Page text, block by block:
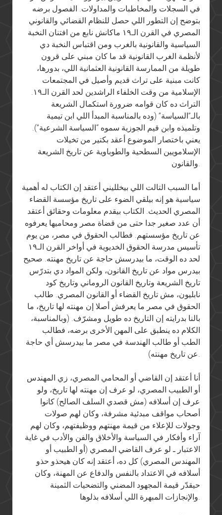
في السجلات والمخاطبات والمداولات. الفصول برضه
بتوضح إن التطور اللي حصل للنظام القضائي والقانوني
المصري في القرن الـ١٩ ماكانش نابع من افتنان النخبة
السياسية والقانونية بالغرب ومن اقتباس النخبة دي
لأنظمة الغرب القانونية قد ما كان مبني على قرون
طويلة من الممارسة القانونية العثمانية اللي، بدورها،
كانت مبنية على تراث قديم وأصيل في المجتمعات
التراث ده كان قوامه ضرورة استكمال الشريعة
بالـ”السياسة” (وده بالمناسبة المبدأ اللي ابن تيمية
وتلميذه وابن قيم الجوزية سموه “السياسة الشرعية”).
يعني باختصار الموضوع أعقد بكتير من تخيلات
الإسلامويين السطحية والطوباوية عن تاريخ الشريعة
أما السبب التالت اللي بيخلليني أعتقد إن الكتاب له أهمية
سياسية هو إنه بيلقي الضوء على تاريخ مؤسسة القضاء
المصري الحديث. الكتاب بيقدم معلومات وحقائق أعتقد
أن عدد صغير جدا حتى من قضاة مصر ومحاميها يعرفوه
عن تاريخ مؤسستهم. فطالب الحقوق في مصر، من يوم
تأسيس مدرسة الحقوق الخديوية في أواخر القرن الـ١٩
لحد ده الوقت، ما بيدرسش حاجة عن تاريخ مهنته. صحيح
بيدرس مواد عن تاريخ القانون، ولكن المواد دي بتدرّس
تاريخ الشريعة وتاريخ القانون الروماني وتاريخ كود
نابليون، مش تاريخ القضاء أو القانون المصري. طالب
الحقوق في مصر ما يعرفش أصلا إن مهنته لها تاريخ، ما
بالنا بدرايته إن التاريخ ده طويل ومشرّف. (وبالمناسبة،
الكلام ده ينطبق على المهن الأخرى برضه، فطالب
الطب أو طالب الهندسة في مصر ما بيدرسش أي حاجة
أنا أعتقد إن القاضي أو المحامي المصري، زي المهندس
أو الطبيب المصري، لو عرف إن مهنته لها تاريخ، ولو
عرف إن أسلافه (مش قصدي السلف الصالح) كانوا
أصحاب مواقف مبدئية مشرفة، وكان لهم صولات
وجولات للإعلاء من قيمة مهنتهم ووظيفتهم، وكان لهم
آراء وأفكار في السياسة والأخلاق والفن والأدب في غاية
الاعتبار ـ لو عرف القاضي المصري (أو الطبيب أو
المهندس المصري) كل ده، أعتقد إنه كان هيحذو حذو
أسلافه في الاعتداد بالنفس والدفاع عن المهنة، وكان
حيقدّر قيمة المجهود المضني والتضحيات الثمينة